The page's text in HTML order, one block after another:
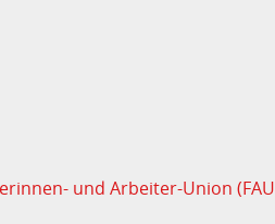
und Arbeiter-Union